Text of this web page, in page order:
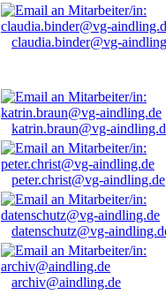
claudia.binder@vg-
katrin.braun@vg-
peter.christ@vg-aindling.de
datenschutz@vg-
archiv@aindling.de